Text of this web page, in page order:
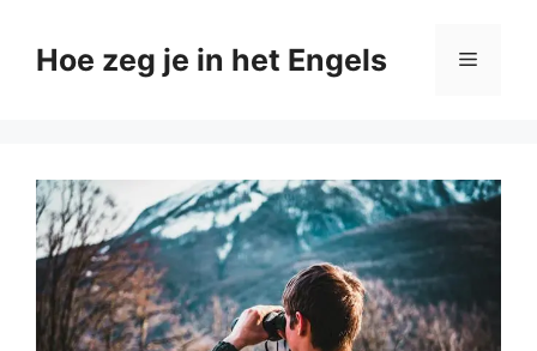
naarHoe zeg je in het Engels Menu